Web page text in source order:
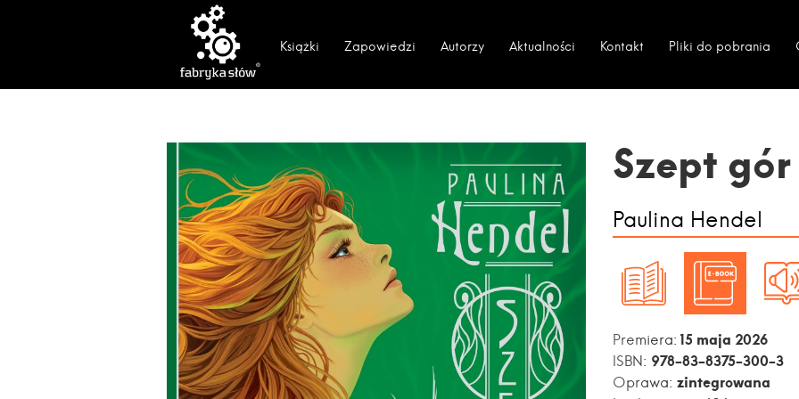
Książki Zapowiedzi Autorzy Aktualności Kontakt Pliki do pobrania
Szept gór
Paulina Hendel
Premiera: 15 maja 2026
ISBN: 978-83-8375-300-3
Oprawa: zintegrowana